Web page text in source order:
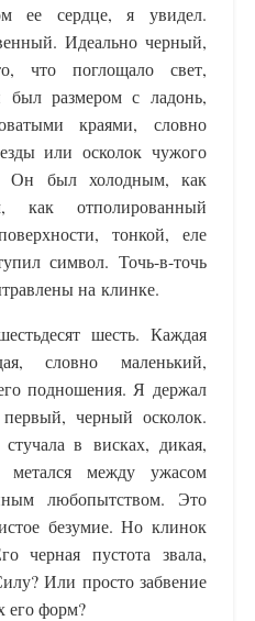
ее сердце, я увидел.
Идеально черный,
что поглощало свет,
размером с ладонь,
краями, словно
или осколок чужого
Он был холодным, как
отполированный
тонкой, еле
символ. Точь-в-точь
на клинке.
шесть. Каждая
словно маленький,
подношения. Я держал
черный осколок.
в висках, дикая,
метался между ужасом
любопытством. Это
безумие. Но клинок
черная пустота звала,
Или просто забвение
его форм?